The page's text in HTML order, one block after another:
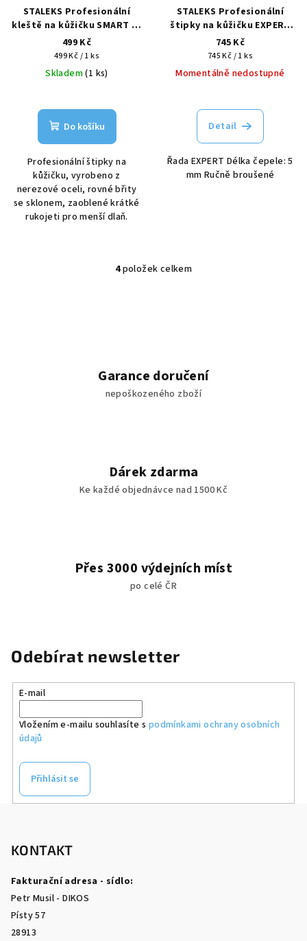
STALEKS Profesionální
kleště na kůžičku SMART 30
5mm
499 Kč
Měrná
cena:
499 Kč / 1 ks
Skladem(1 ks)
Do košíku
Profesionální štipky na
kůžičku, vyrobeno z
nerezové oceli, rovné břity
se sklonem, zaoblené krátké
rukojeti pro menší dlaň.
STALEKS Profesionální
štipky na kůžičku EXPERT
90 5mm
745 Kč
Měrná
cena:
745 Kč / 1 ks
Momentálně nedostupné
Detail
Řada EXPERT Délka čepele: 5
mm Ručně broušené
O
c
í
p
v
ý
u
4položek celkem
Garance doručení
nepoškozeného zboží
Dárek zdarma
Ke každé objednávce nad 1500 Kč
Přes 3000 výdejních míst
po celé ČR
Odebírat newsletter
E-mail
Vložením e-mailu souhlasíte s podmínkami ochrany osobních
údajů
Přihlásit se
KONTAKT
Fakturační adresa - sídlo:
Petr Musil - DIKOS
Písty 57
28913